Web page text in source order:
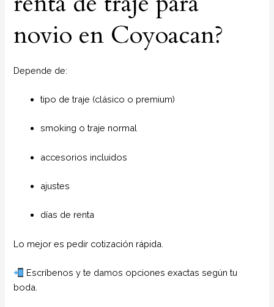
novio en Coyoacan?
Depende de:
tipo de traje (clásico o premium)
smoking o traje normal
accesorios incluidos
ajustes
días de renta
Lo mejor es pedir cotización rápida.
Escríbenos y te damos opciones exactas según tu
boda.